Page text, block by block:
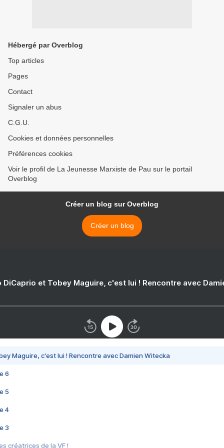
Hébergé par Overblog
Top articles
Pages
Contact
Signaler un abus
C.G.U.
Cookies et données personnelles
Préférences cookies
Voir le profil de La Jeunesse Marxiste de Pau sur le portail
Overblog
Créer un blog sur Overblog
Créer un blog
DiCaprio et Tobey Maguire, c'est lui ! Rencontre avec
Maguire, c'est lui ! Rencontre avec Damien Witecka
6
5
4
3
créatrices de la VF !